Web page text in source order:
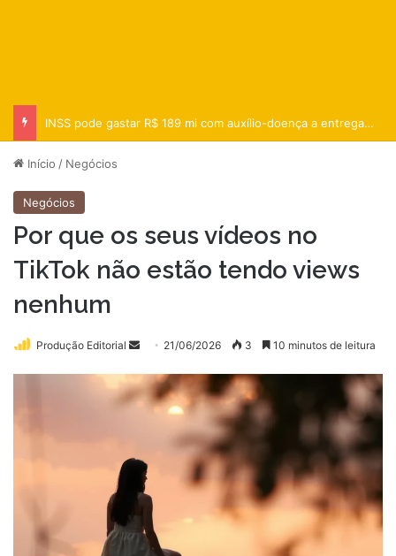
Arábia Saudita, Turquia e Paquistão assinam acordo de defesa
Início / Negócios
Negócios
Por que os seus vídeos no
TikTok não estão tendo views
nenhum
Produção Editorial
Mande
e-
mail
21/06/2026 3 10 minutos de leitura